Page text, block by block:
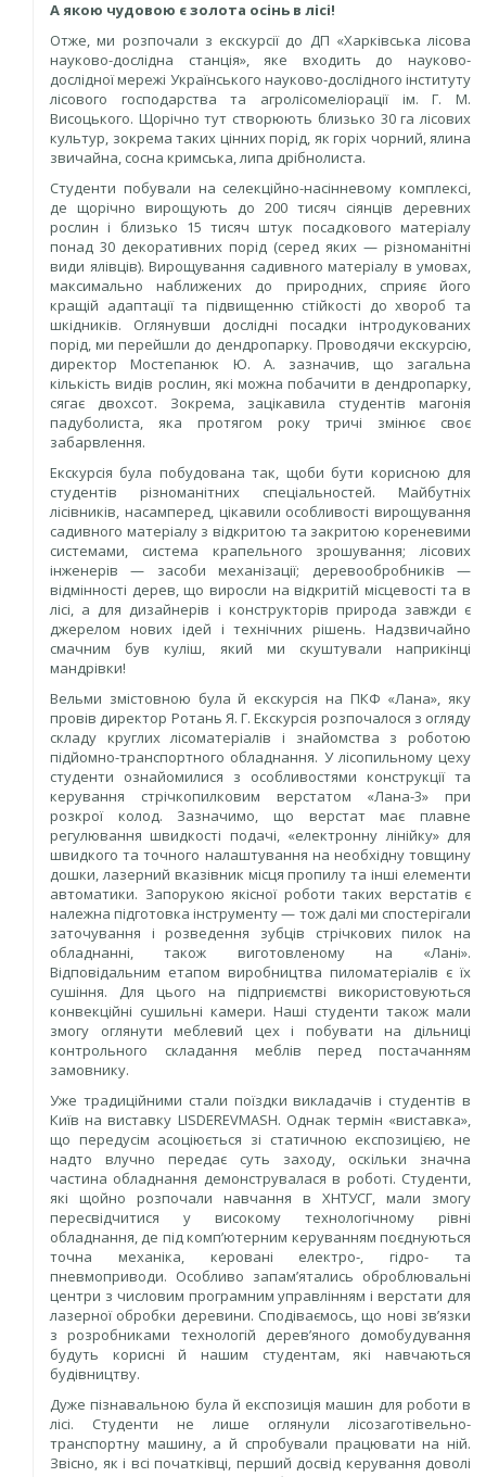
А якою чудовою є золота осінь в лісі!
Отже, ми розпочали з екскурсії до ДП «Харківська лісова
науково-дослідна станція», яке входить до науково-
дослідної мережі Українського науково-дослідного інституту
лісового господарства та агролісомеліорації ім. Г. М.
Висоцького. Щорічно тут створюють близько 30 га лісових
культур, зокрема таких цінних порід, як горіх чорний, ялина
звичайна, сосна кримська, липа дрібнолиста.
Студенти побували на селекційно-насінневому комплексі,
де щорічно вирощують до 200 тисяч сіянців деревних
рослин і близько 15 тисяч штук посадкового матеріалу
понад 30 декоративних порід (серед яких — різноманітні
види ялівців). Вирощування садивного матеріалу в умовах,
максимально наближених до природних, сприяє його
кращій адаптації та підвищенню стійкості до хвороб та
шкідників. Оглянувши дослідні посадки інтродукованих
порід, ми перейшли до дендропарку. Проводячи екскурсію,
директор Мостепанюк Ю. А. зазначив, що загальна
кількість видів рослин, які можна побачити в дендропарку,
сягає двохсот. Зокрема, зацікавила студентів магонія
падуболиста, яка протягом року тричі змінює своє
забарвлення.
Екскурсія була побудована так, щоби бути корисною для
студентів різноманітних спеціальностей. Майбутніх
лісівників, насамперед, цікавили особливості вирощування
садивного матеріалу з відкритою та закритою кореневими
системами, система крапельного зрошування; лісових
інженерів — засоби механізації; деревообробників —
відмінності дерев, що виросли на відкритій місцевості та в
лісі, а для дизайнерів і конструкторів природа завжди є
джерелом нових ідей і технічних рішень. Надзвичайно
смачним був куліш, який ми скуштували наприкінці
мандрівки!
Вельми змістовною була й екскурсія на ПКФ «Лана», яку
провів директор Ротань Я. Г. Екскурсія розпочалося з огляду
складу круглих лісоматеріалів і знайомства з роботою
підйомно-транспортного облад­нання. У лісопильному цеху
студенти ознайомилися з особливостями конструкції та
керування стрічкопилковим верстатом «Лана-3» при
розкрої колод. Зазначимо, що верстат має плавне
регулювання швидкості подачі, «електронну лінійку» для
швидкого та точного налаштування на необхідну товщину
дошки, лазерний вказівник місця пропилу та інші елементи
автоматики. Запорукою якісної роботи таких верстатів є
належна підготовка інструменту — тож далі ми спостерігали
заточування і розведення зубців стрічкових пилок на
обладнанні, також виготовленому на «Лані».
Відповідальним етапом виробництва пиломатеріалів є їх
сушіння. Для цього на підприємстві використовуються
конвекційні сушильні камери. Наші студенти також мали
змогу оглянути меблевий цех і побувати на дільниці
контрольного складання меблів перед постачанням
замовнику.
Уже традиційними стали поїздки викладачів і студентів в
Київ на виставку LISDEREVMASH. Однак термін «виставка»,
що передусім асоціюється зі статичною експозицією, не
надто влучно передає суть заходу, оскільки значна
частина обладнання демонструвалася в роботі. Студенти,
які щойно розпочали навчання в ХНТУСГ, мали змогу
пересвідчитися у високому технологічному рівні
обладнання, де під комп’ютерним керуванням поєднуються
точна механіка, керовані електро-, гідро- та
пневмоприводи. Особливо запам’ятались оброблювальні
центри з числовим програмним управлінням і верстати для
лазерної обробки деревини. Сподіваємось, що нові зв’язки
з розробниками технологій дерев’яного домобудування
будуть корисні й нашим студентам, які навчаються
будівництву.
Дуже пізнавальною була й експозиція машин для роботи в
лісі. Студенти не лише оглянули лісозаготівельно-
транспортну ма­­шину, а й спробували працювати на ній.
Звісно, як і всі початківці, перший досвід керування доволі